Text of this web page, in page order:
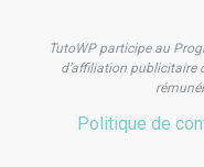
TutoWP participe au
d’affiliation publicitaire
Politique de